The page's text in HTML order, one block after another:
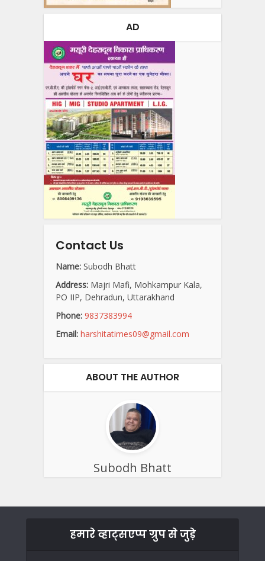
AD
Contact Us
Name: Subodh Bhatt
Address: Majri Mafi, Mohkampur Kala,
PO IIP, Dehradun, Uttarakhand
Phone: 9837383994
Email: harshitatimes09@gmail.com
ABOUT THE AUTHOR
Subodh Bhatt
हमारे व्हाट्सएप्प ग्रुप से जुड़े